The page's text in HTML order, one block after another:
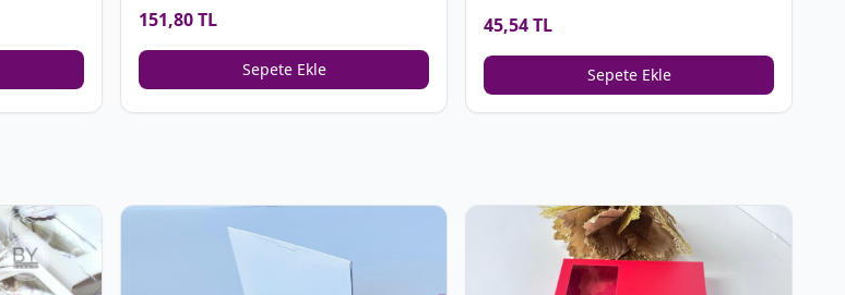
151,80 TL
Sepete Ekle
45,54 TL
Sepete Ekle